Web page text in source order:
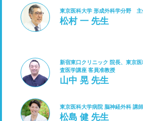
東京医科大学 形成外科学分野 主
松村 一 先生
新宿東口クリニック 院長、東京
査医学講座 客員准教授
山中 晃 先生
東京医科大学病院 脳神経外科 講師
松島 健 先生